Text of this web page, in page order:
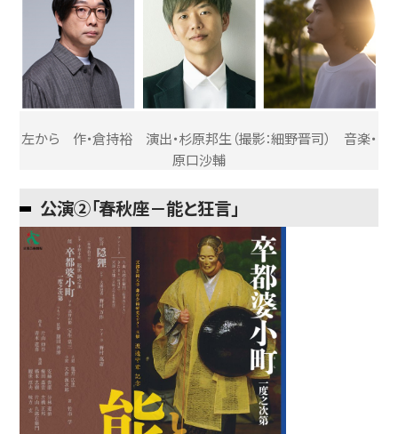
左から 作・倉持裕 演出・杉原邦生（撮影：細野晋司） 音楽・
原口沙輔
公演②「春秋座－能と狂言」